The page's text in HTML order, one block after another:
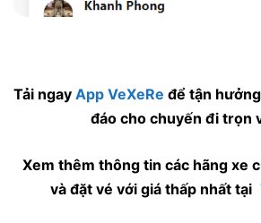
Tải ngay App VeXeRe để tận
đáo cho chuyến đi trọn
Xem thêm thông tin các hãng xe
và đặt vé với giá thấp nhất tại